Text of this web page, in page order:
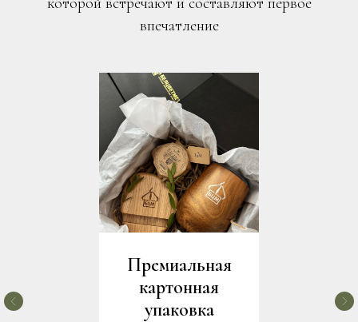
впечатление
Премиальная
картонная
упаковка